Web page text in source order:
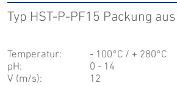
Typ HST-P-PF15 Packung
Temperatur:
pH:
V (m/s):
- 100°C / + 280°C
0 - 14
12